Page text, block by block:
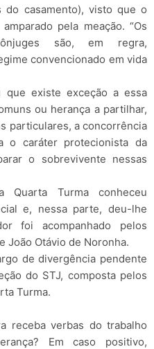
do casamento), visto que o
pela meação. “Os
são, em regra,
convencionado em vida
que existe exceção a essa
ou herança a partilhar,
particulares, a concorrência
o caráter protecionista da
o sobrevivente nessas
Quarta Turma conheceu
e, nessa parte, deu-lhe
foi acompanhado pelos
João Otávio de Noronha.
de divergência pendente
do STJ, composta pelos
Turma.
receba verbas do trabalho
Em caso positivo,